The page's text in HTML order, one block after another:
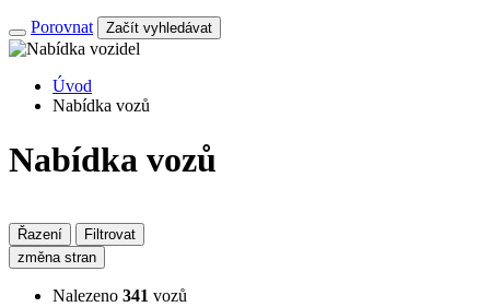
Porovnat Začít vyhledávat
Úvod
Nabídka vozů
Nabídka vozů
Řazení
Filtrovat
změna stran
Nalezeno 341 vozů